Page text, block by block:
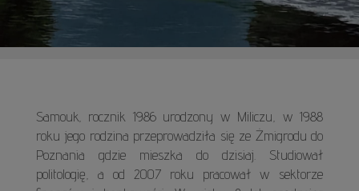
Samouk, rocznik 1986 urodzony w Miliczu, w 1988
roku jego rodzina przeprowadziła się ze Żmigrodu do
Poznania gdzie mieszka do dzisiaj. Studiował
politologię, a od 2007 roku pracował w sektorze